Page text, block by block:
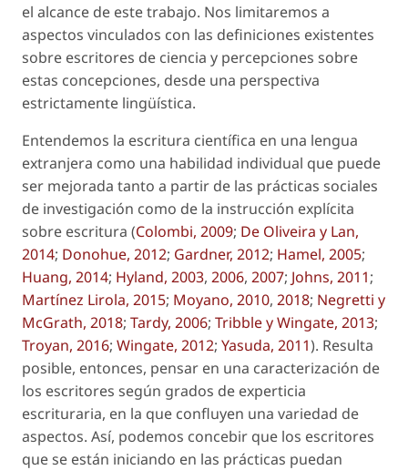
el alcance de este trabajo. Nos limitaremos a
aspectos vinculados con las definiciones existentes
sobre escritores de ciencia y percepciones sobre
estas concepciones, desde una perspectiva
estrictamente lingüística.
Entendemos la escritura científica en una lengua
extranjera como una habilidad individual que puede
ser mejorada tanto a partir de las prácticas sociales
de investigación como de la instrucción explícita
sobre escritura (Colombi, 2009; De Oliveira y Lan,
2014; Donohue, 2012; Gardner, 2012; Hamel, 2005;
Huang, 2014; Hyland, 2003, 2006, 2007; Johns, 2011;
Martínez Lirola, 2015; Moyano, 2010, 2018; Negretti y
McGrath, 2018; Tardy, 2006; Tribble y Wingate, 2013;
Troyan, 2016; Wingate, 2012; Yasuda, 2011). Resulta
posible, entonces, pensar en una caracterización de
los escritores según grados de experticia
escrituraria, en la que confluyen una variedad de
aspectos. Así, podemos concebir que los escritores
que se están iniciando en las prácticas puedan